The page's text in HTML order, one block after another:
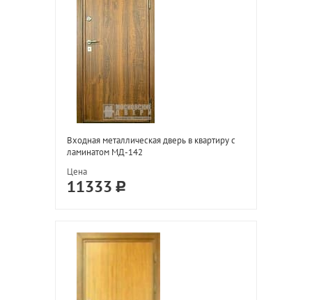
Входная металлическая дверь в квартиру с
ламинатом МД-142
Цена
11333